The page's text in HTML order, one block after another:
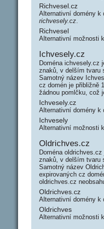
Richvesel.cz
Alternativní domény k
richvesely.cz.
Richvesel
Alternativní možnosti
Ichvesely.cz
Doména ichvesely.cz
znaků, v delším tvaru
Samotný název
cz domén je přibližně
žádnou pomlčku, což
Ichvesely.cz
Alternativní domény k
Ichvesely
Alternativní možnosti
Oldrichves.cz
Doména
znaků, v delším tvaru
Samotný název
expirovaných cz
oldrichves.cz
Oldrichves.cz
Alternativní domény k
Oldrichves
Alternativní možnosti